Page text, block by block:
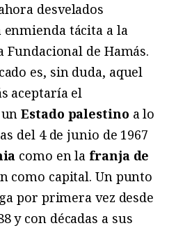
desvelados
tácita a la
Fundacional de Hamás.
es, sin duda, aquel
aceptaría el
unEstado palestino a lo
del 4 de junio de 1967
como en la franja de
como capital. Un punto
por primera vez desde
y con décadas a sus